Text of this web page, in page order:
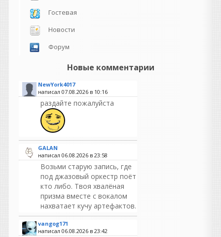
Гостевая
Новости
Форум
Новые комментарии
NewYork4017
написал 07.08.2026 в 10:16
раздайте пожалуйста
GALAN
написал 06.08.2026 в 23:58
Возьми старую запись, где
под джазовый оркестр поёт
кто либо. Твоя хвалёная
призма вместе с вокалом
нахватает кучу артефактов.
vangog171
написал 06.08.2026 в 23:42